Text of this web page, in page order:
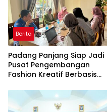
Berita
Padang Panjang Siap Jadi
Pusat Pengembangan
Fashion Kreatif Berbasis